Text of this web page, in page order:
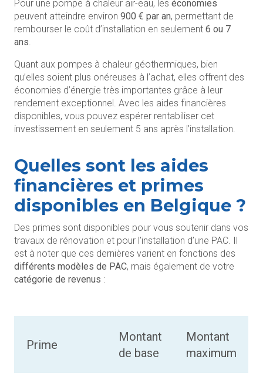
Pour une pompe à chaleur air-eau, les économies
peuvent atteindre environ 900 € par an, permettant de
rembourser le coût d’installation en seulement 6 ou 7
ans
Quant aux pompes à chaleur géothermiques, bien
qu’elles soient plus onéreuses à l’achat, elles offrent des
économies d’énergie très importantes grâce à leur
rendement exceptionnel. Avec les aides financières
disponibles, vous pouvez espérer rentabiliser cet
investissement en seulement 5 ans après l’installation.
Quelles sont les aides
financières et primes
disponibles en Belgique ?
Des primes sont disponibles pour vous soutenir dans vos
travaux de rénovation et pour l’installation d’une PAC. Il
est à noter que ces dernières varient en fonctions des
différents modèles de PAC, mais également de votre
catégorie de revenus :
Prime
Montant
de base
Montant
maximum